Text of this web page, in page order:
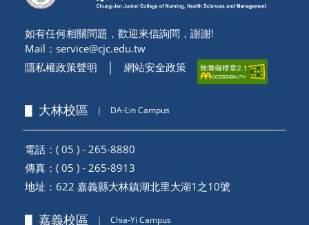
如有任何相關問題，歡迎來信詢問，謝謝!
Mail： service@cjc.edu.tw
隱私權政策聲明
網站安全政策
▋ 大林校區 ｜ DA-Lin Campus
電話：( 05 ) - 265-8880
傳真：( 05 ) - 265-8913
地址： 622 嘉義縣大林鎮湖北里大湖1之10號
▋ 嘉義校區 ｜ Chia-Yi Campus